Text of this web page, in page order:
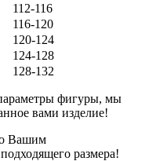
112-116
116-120
120-124
124-128
128-132
фигуры, мы
вами изделие!
Вашим
размера!